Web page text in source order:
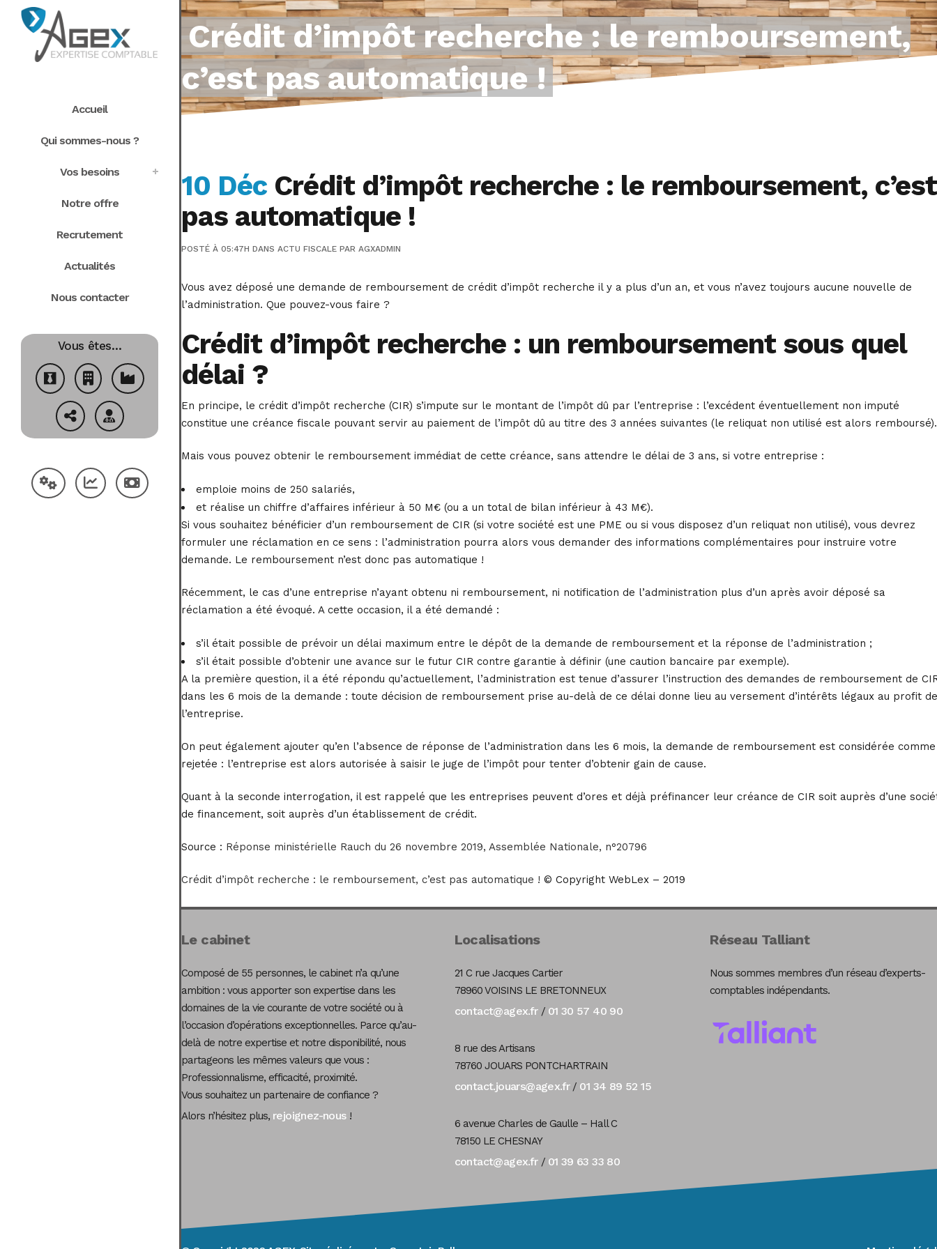
Accueil
Qui sommes-nous ?
Vos besoins
Notre offre
Recrutement
Actualités
Nous contacter
Vous êtes…
Crédit d’impôt recherche : le remboursement,
c’est pas automatique !
10 Déc Crédit d’impôt recherche : le remboursement, c’est
pas automatique !
POSTÉ À 05:47H DANS ACTU FISCALE PAR AGXADMIN
Vous avez déposé une demande de remboursement de crédit d’impôt recherche il y a plus d’un an, et vous n’avez toujours aucune nouvelle de
l’administration. Que pouvez-vous faire ?
Crédit d’impôt recherche : un remboursement sous quel
délai ?
En principe, le crédit d’impôt recherche (CIR) s’impute sur le montant de l’impôt dû par l’entreprise : l’excédent éventuellement non imputé
constitue une créance fiscale pouvant servir au paiement de l’impôt dû au titre des 3 années suivantes (le reliquat non utilisé est alors remboursé).
Mais vous pouvez obtenir le remboursement immédiat de cette créance, sans attendre le délai de 3 ans, si votre entreprise :
emploie moins de 250 salariés,
et réalise un chiffre d’affaires inférieur à 50 M€ (ou a un total de bilan inférieur à 43 M€).
Si vous souhaitez bénéficier d’un remboursement de CIR (si votre société est une PME ou si vous disposez d’un reliquat non utilisé), vous devrez
formuler une réclamation en ce sens : l’administration pourra alors vous demander des informations complémentaires pour instruire votre
demande. Le remboursement n’est donc pas automatique !
Récemment, le cas d’une entreprise n’ayant obtenu ni remboursement, ni notification de l’administration plus d’un après avoir déposé sa
réclamation a été évoqué. A cette occasion, il a été demandé :
s’il était possible de prévoir un délai maximum entre le dépôt de la demande de remboursement et la réponse de l’administration ;
s’il était possible d’obtenir une avance sur le futur CIR contre garantie à définir (une caution bancaire par exemple).
A la première question, il a été répondu qu’actuellement, l’administration est tenue d’assurer l’instruction des demandes de remboursement de
dans les 6 mois de la demande : toute décision de remboursement prise au-delà de ce délai donne lieu au versement d’intérêts légaux au profit de
l’entreprise.
On peut également ajouter qu’en l’absence de réponse de l’administration dans les 6 mois, la demande de remboursement est considérée comme
rejetée : l’entreprise est alors autorisée à saisir le juge de l’impôt pour tenter d’obtenir gain de cause.
Quant à la seconde interrogation, il est rappelé que les entreprises peuvent d’ores et déjà préfinancer leur créance de CIR soit auprès d’une
de financement, soit auprès d’un établissement de crédit.
Source : Réponse ministérielle Rauch du 26 novembre 2019, Assemblée Nationale, n°20796
Crédit d’impôt recherche : le remboursement, c’est pas automatique ! © Copyright WebLex – 2019
Le cabinet
Composé de 55 personnes, le cabinet n’a qu’une
ambition : vous apporter son expertise dans les
domaines de la vie courante de votre société ou à
l’occasion d’opérations exceptionnelles. Parce qu’au-
delà de notre expertise et notre disponibilité, nous
partageons les mêmes valeurs que vous :
Professionnalisme, efficacité, proximité.
Vous souhaitez un partenaire de confiance ?
Alors n’hésitez plus, rejoignez-nous!
Localisations
21 C rue Jacques Cartier
78960 VOISINS LE BRETONNEUX
contact@agex.fr/ 01 30 57 40 90
8 rue des Artisans
78760 JOUARS PONTCHARTRAIN
contact.jouars@agex.fr/ 01 34 89 52 15
6 avenue Charles de Gaulle – Hall C
78150 LE CHESNAY
contact@agex.fr/ 01 39 63 33 80
Réseau Talliant
Nous sommes membres d’un réseau d’experts-
comptables indépendants.